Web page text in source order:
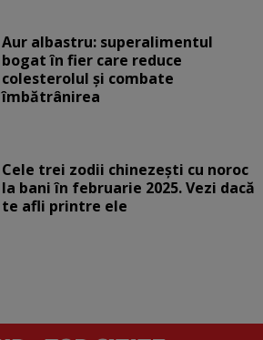
Aur albastru: superalimentul
bogat în fier care reduce
colesterolul și combate
îmbătrânirea
Cele trei zodii chinezești cu noroc
la bani în februarie 2025. Vezi dacă
te afli printre ele